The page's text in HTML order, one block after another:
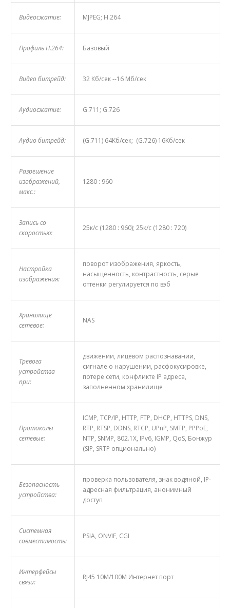
Видеосжатие: MJPEG; H.264
Профиль H.264: Базовый
Видео битрейд: 32 Кб/сек --16 Mб/сек
Аудиосжатие: G.711; G.726
Аудио битрейд: (G.711) 64Kб/сек; (G.726) 16Kб/сек
Разрешение
изображений,
макс.:
1280 : 960
Запись со
скоростью:
25к/с (1280 : 960); 25к/с (1280 : 720)
Настройка
изображения:
поворот изображения, яркость,
насыщенность, контрастность, серые
оттенки регулируется по вэб
Хранилище
сетевое:
NAS
Тревога
устройства
при:
движении, лицевом распознавании,
сигнале о нарушении, расфокусировке,
потере сети, конфликте IP адреса,
заполненном хранилище
Протоколы
сетевые:
ICMP, TCP/IP, HTTP, FTP, DHCP, HTTPS, DNS,
RTP, RTSP, DDNS, RTCP, UPnP, SMTP, PPPoE,
NTP, SNMP, 802.1X, IPv6, IGMP, QoS, Бонжур
(SIP, SRTP oпционально)
Безопасность
устройства:
проверка пользователя, знак водяной, IP-
адресная фильтрация, анонимный
доступ
Системная
совместимость:
PSIA, ONVIF, CGI
Интерфейсы
связи:
RJ45 10M/100M Интернет порт